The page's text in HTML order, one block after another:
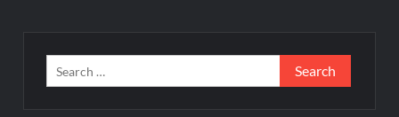
Search
for: